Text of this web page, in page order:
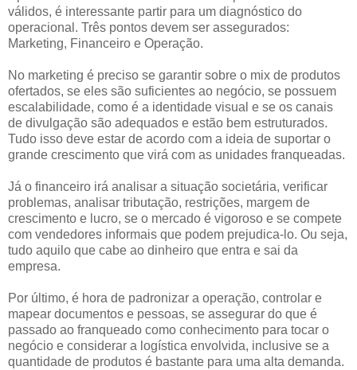
válidos, é interessante partir para um diagnóstico do
operacional. Três pontos devem ser assegurados:
Marketing, Financeiro e Operação.
No marketing é preciso se garantir sobre o mix de produtos
ofertados, se eles são suficientes ao negócio, se possuem
escalabilidade, como é a identidade visual e se os canais
de divulgação são adequados e estão bem estruturados.
Tudo isso deve estar de acordo com a ideia de suportar o
grande crescimento que virá com as unidades franqueadas.
Já o financeiro irá analisar a situação societária, verificar
problemas, analisar tributação, restrições, margem de
crescimento e lucro, se o mercado é vigoroso e se compete
com vendedores informais que podem prejudica-lo. Ou seja,
tudo aquilo que cabe ao dinheiro que entra e sai da
empresa.
Por último, é hora de padronizar a operação, controlar e
mapear documentos e pessoas, se assegurar do que é
passado ao franqueado como conhecimento para tocar o
negócio e considerar a logística envolvida, inclusive se a
quantidade de produtos é bastante para uma alta demanda.